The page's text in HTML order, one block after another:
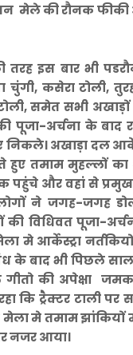
मेले की रौनक
इस बार भी
कसेरा टोली,
समेत सभी
पूजा-अर्चना के बाद
अखाड़ा दल
हुए तमाम मुहल्लों
और वहां से प्रमुख
ने जगह-जगह
की विधिवत पूजा-
मे आर्केस्ट्रा
के बाद भी पिछले
की अपेक्षा
कि ट्रैक्टर टाली पर
मेला मे तमाम झांकियों
नजर आया।